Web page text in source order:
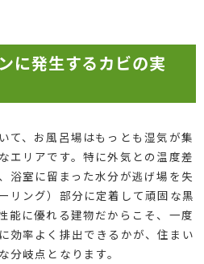
に発生するカビの実
て、お風呂場はもっとも湿気が集
エリアです。特に外気との温度差
浴室に留まった水分が逃げ場を失
リング）部分に定着して頑固な黒
能に優れる建物だからこそ、一度
効率よく排出できるかが、住まい
岐点となります。